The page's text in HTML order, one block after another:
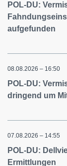
POL-DU:
aufgefunden
08.08.2026 – 16:50
POL-DU:
dringend um
07.08.2026 – 14:55
POL-DU:
Ermittlungen